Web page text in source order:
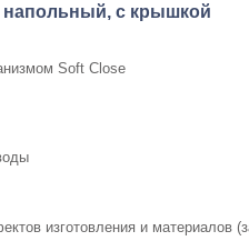
напольный, с крышкой
Soft Close
изготовления и